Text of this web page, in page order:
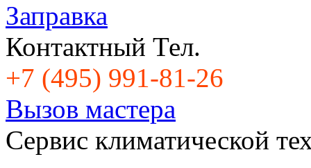
Заправка
Контактный Тел.
+7 (495) 991-81-26
Вызов мастера
Cервис климатической